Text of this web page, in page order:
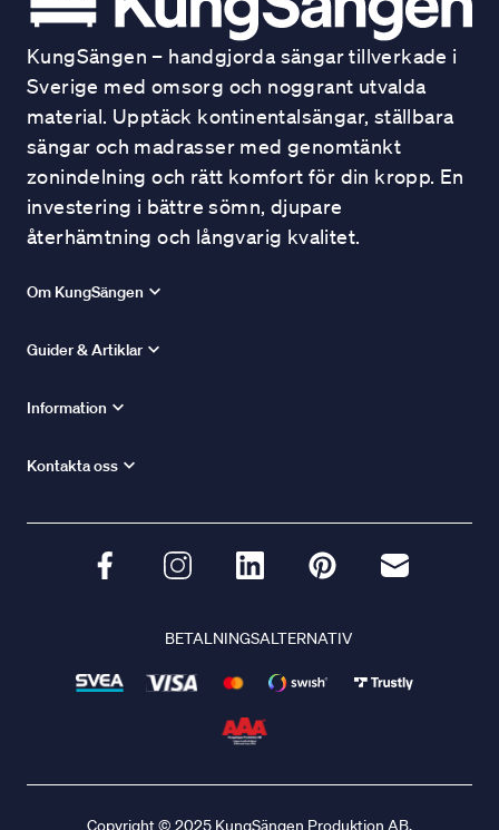
KungSängen – handgjorda sängar tillverkade i
Sverige med omsorg och noggrant utvalda
material. Upptäck kontinentalsängar, ställbara
sängar och madrasser med genomtänkt
zonindelning och rätt komfort för din kropp. En
investering i bättre sömn, djupare
återhämtning och långvarig kvalitet.
Om KungSängen
Guider & Artiklar
Information
Kontakta oss
BETALNINGSALTERNATIV
Copyright © 2025 KungSängen Produktion AB.